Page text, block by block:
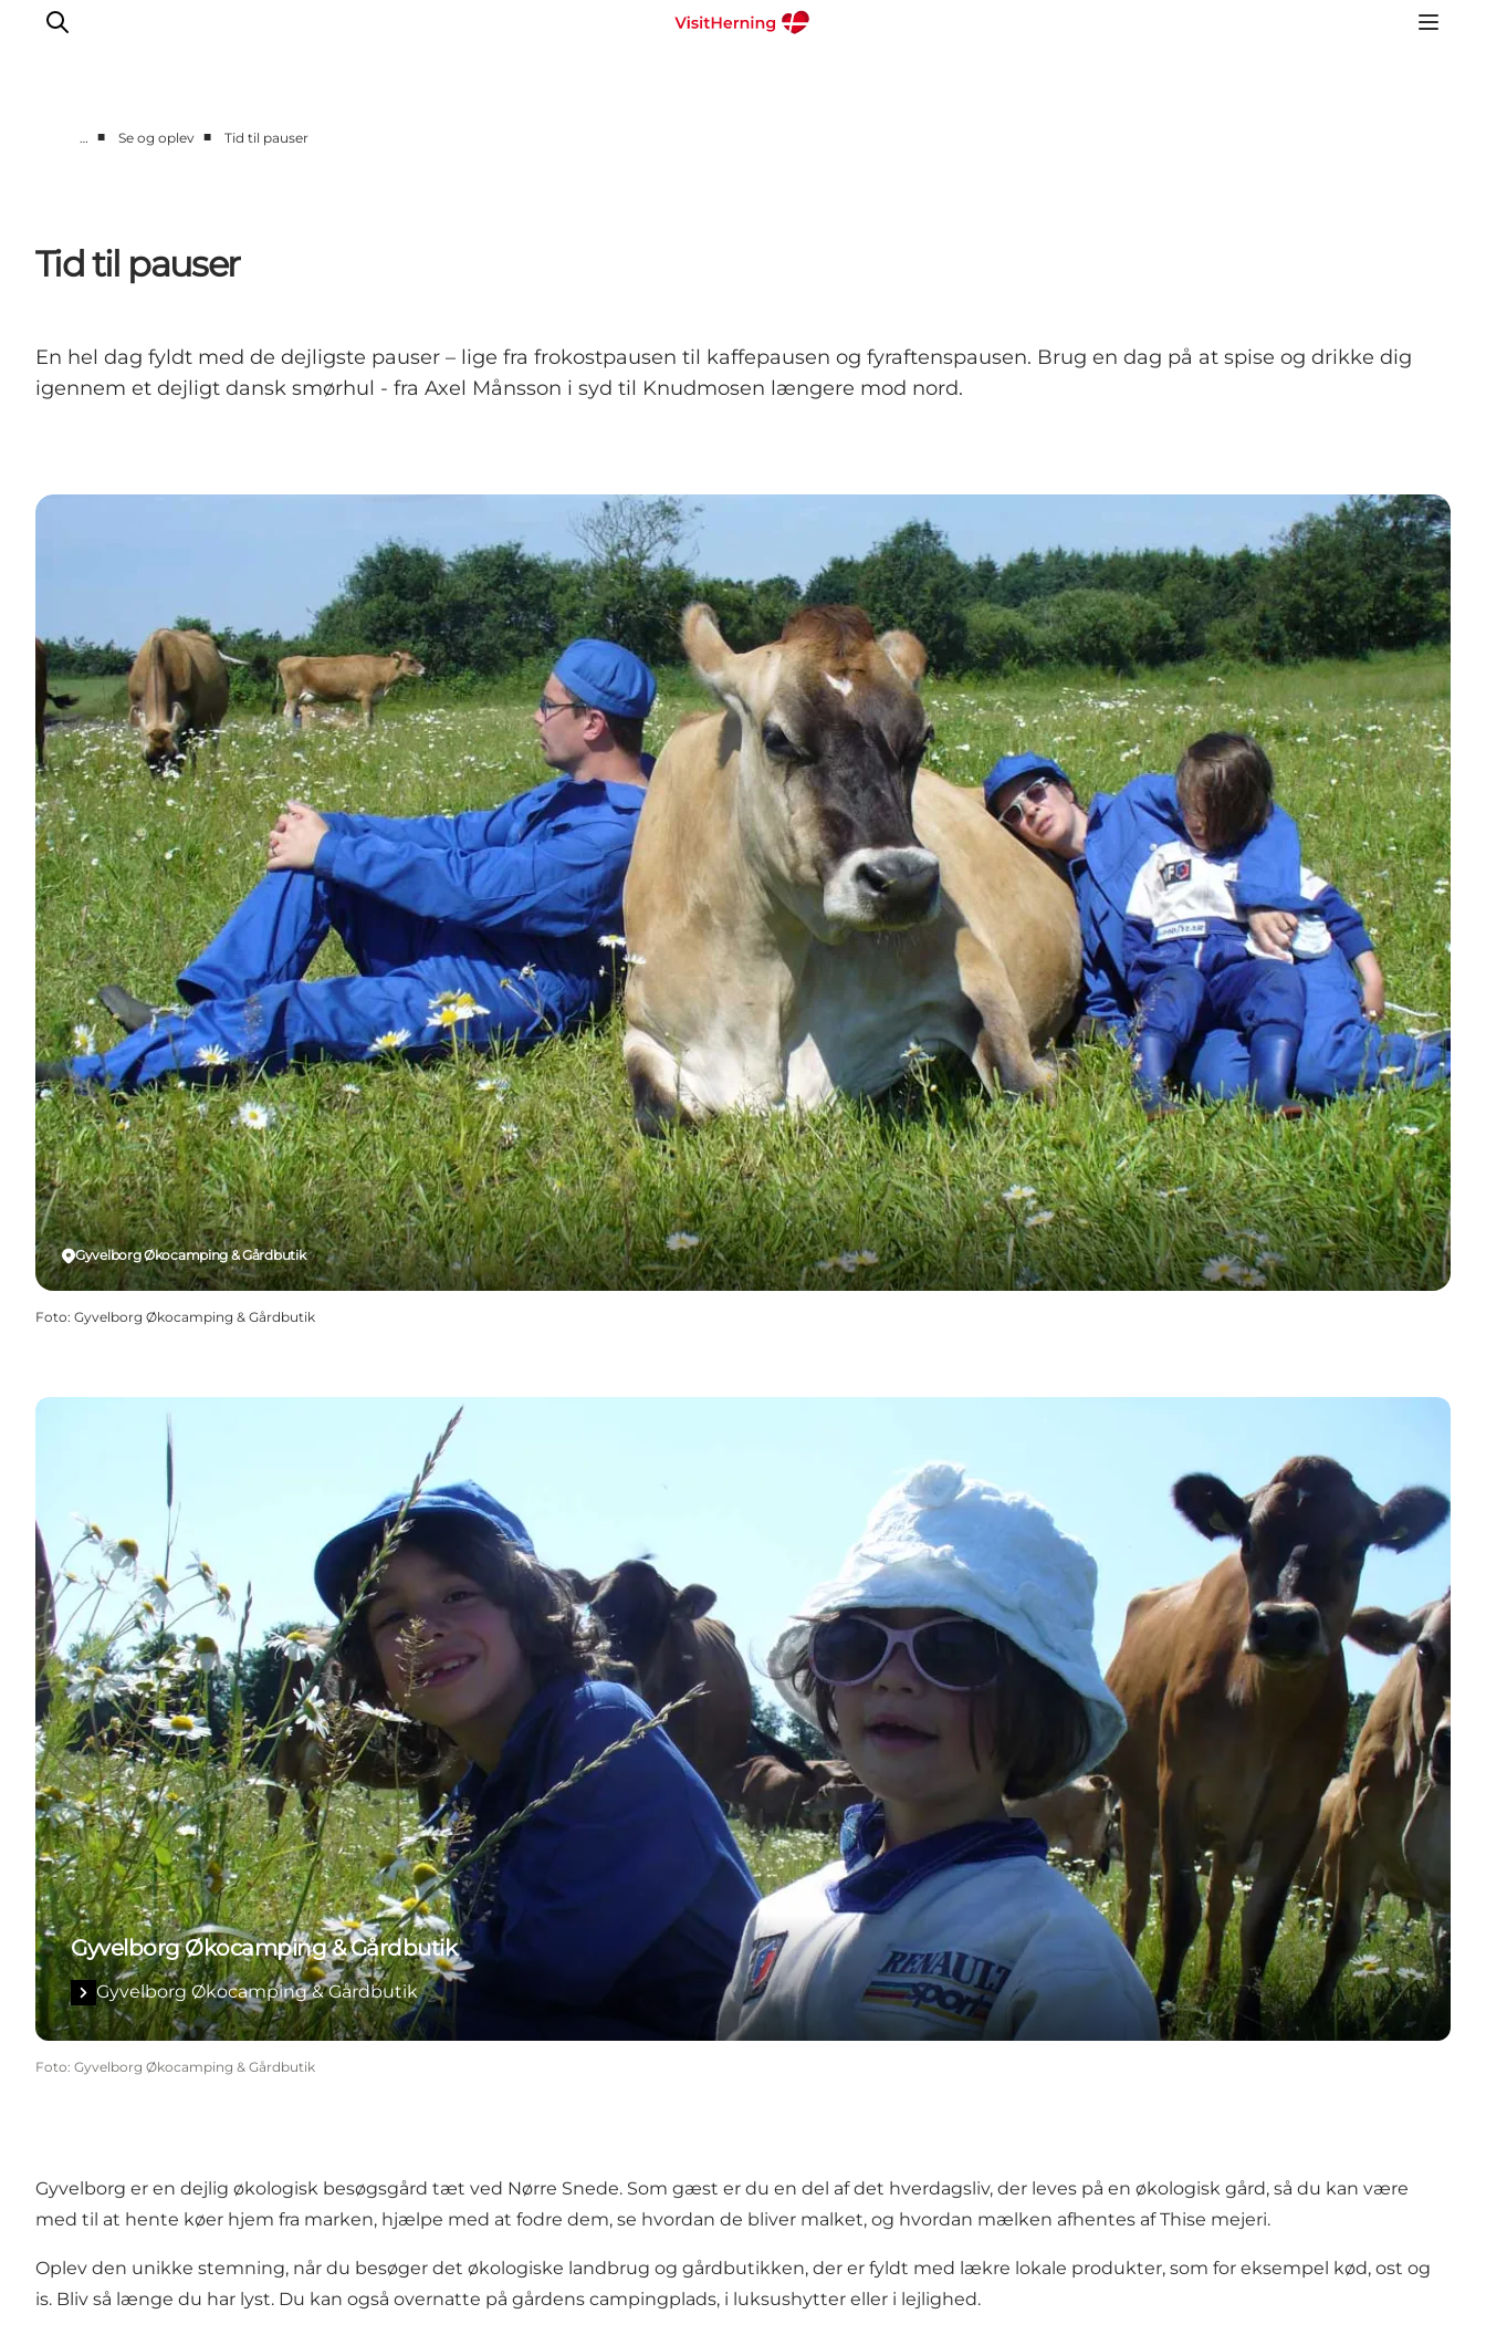
Kunstlandet
Se og oplev
Sov godt
Book overnatning
… ■ Se og oplev ■ Tid til pauser
Tid til pauser
En hel dag fyldt med de dejligste pauser – lige fra frokostpausen til kaffepausen og fyraftenspausen. Brug en dag på at spise og drikke dig
igennem et dejligt dansk smørhul - fra Axel Månsson i syd til Knudmosen længere mod nord.
Gyvelborg Økocamping & Gårdbutik
Foto: Gyvelborg Økocamping & Gårdbutik
Gyvelborg Økocamping & Gårdbutik
Gyvelborg Økocamping & Gårdbutik
Gyvelborg Økocamping & Gårdbutik
Foto: Gyvelborg Økocamping & Gårdbutik
Gyvelborg er en dejlig økologisk besøgsgård tæt ved Nørre Snede. Som gæst er du en del af det hverdagsliv, der leves på en økologisk gård, så du kan være
med til at hente køer hjem fra marken, hjælpe med at fodre dem, se hvordan de bliver malket, og hvordan mælken afhentes af Thise mejeri.
Oplev den unikke stemning, når du besøger det økologiske landbrug og gårdbutikken, der er fyldt med lækre lokale produkter, som for eksempel kød, ost og
is. Bliv så længe du har lyst. Du kan også overnatte på gårdens campingplads, i luksushytter eller i lejlighed.